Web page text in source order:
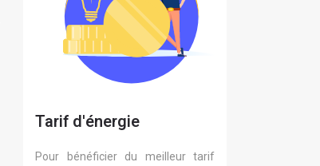
Tarif d'énergie
Pour bénéficier du meilleur tarif